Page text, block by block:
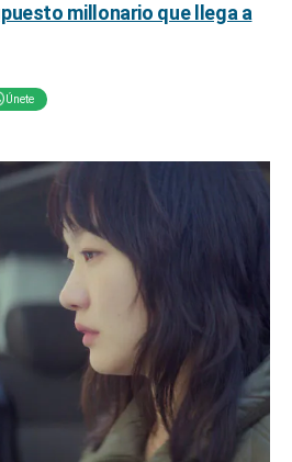
millonario que llega a
Únete